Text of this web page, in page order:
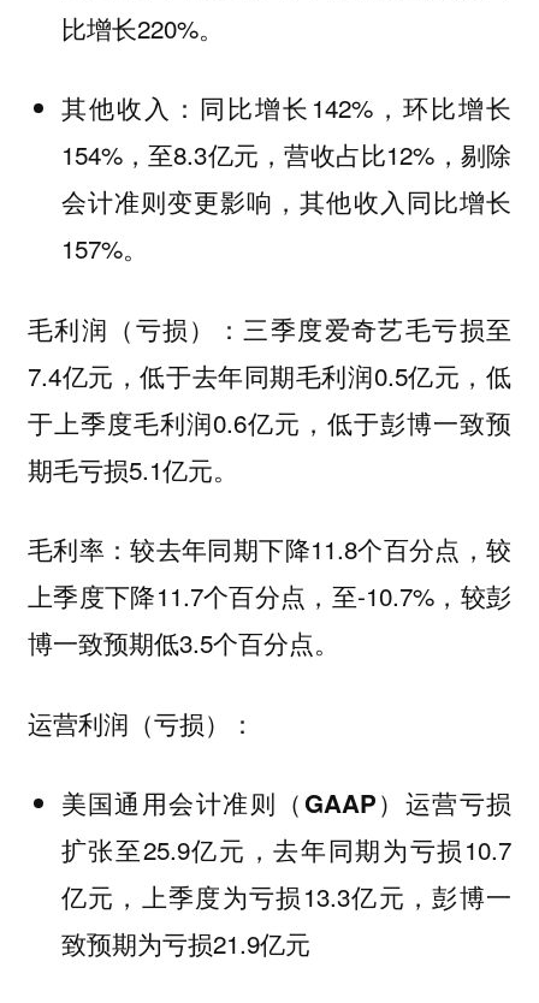
比增长220%。
其他收入： 同比增长142%，环比增长
154%，至8.3亿元，营收占比12%，剔除
会计准则变更影响，其他收入同比增长
157%。
毛利润（亏损）
：三季度爱奇艺毛亏损至
7.4亿元，低于去年同期毛利润0.5亿元，低
于上季度毛利润0.6亿元，低于彭博一致预
期毛亏损5.1亿元。
毛利率：较去年同期下降11.8个百分点，较
上季度下降11.7个百分点，至-10.7%，较彭
博一致预期低3.5个百分点。
运营利润（亏损）：
美国通用会计准则（GAAP）运营亏损
扩张至25.9亿元，去年同期为亏损10.7
亿元，上季度为亏损13.3亿元，彭博一
致预期为亏损21.9亿元